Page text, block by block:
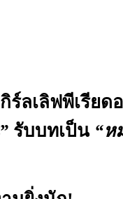
เลิฟพีเรียด
รับบทเป็น “ห